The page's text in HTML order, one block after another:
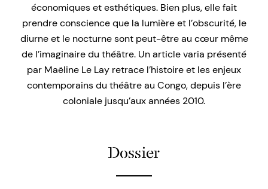
économiques et esthétiques. Bien plus, elle fait
prendre conscience que la lumière et l’obscurité, le
diurne et le nocturne sont peut-être au cœur même
de l’imaginaire du théâtre. Un article varia présenté
par Maëline Le Lay retrace l’histoire et les enjeux
contemporains du théâtre au Congo, depuis l’ère
coloniale jusqu’aux années 2010.
Dossier